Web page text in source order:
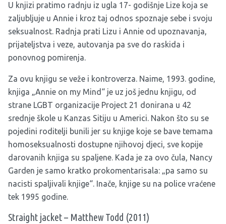
U knjizi pratimo radnju iz ugla 17- godišnje Lize koja se
zaljubljuje u Annie i kroz taj odnos spoznaje sebe i svoju
seksualnost. Radnja prati Lizu i Annie od upoznavanja,
prijateljstva i veze, autovanja pa sve do raskida i
ponovnog pomirenja.
Za ovu knjigu se veže i kontroverza. Naime, 1993. godine,
knjiga „Annie on my Mind“ je uz još jednu knjigu, od
strane LGBT organizacije Project 21 donirana u 42
srednje škole u Kanzas Sitiju u Americi. Nakon što su se
pojedini roditelji bunili jer su knjige koje se bave temama
homoseksualnosti dostupne njihovoj djeci, sve kopije
darovanih knjiga su spaljene. Kada je za ovo čula, Nancy
Garden je samo kratko prokomentarisala: „pa samo su
nacisti spaljivali knjige“. Inače, knjige su na police vraćene
tek 1995 godine.
Straight jacket – Matthew Todd (2011)